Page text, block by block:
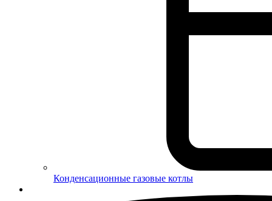
Конденсационные газовые котлы